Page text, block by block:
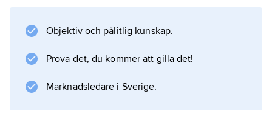
och adlades 1585. Som upptäcktsresande
resulterade i boken
The Discoverie of Guiana
(1596). År 1603 anklagades Raleigh för
Objektiv och pålitlig kunskap.
Prova det, du kommer att gilla det!
Marknadsledare i Sverige.